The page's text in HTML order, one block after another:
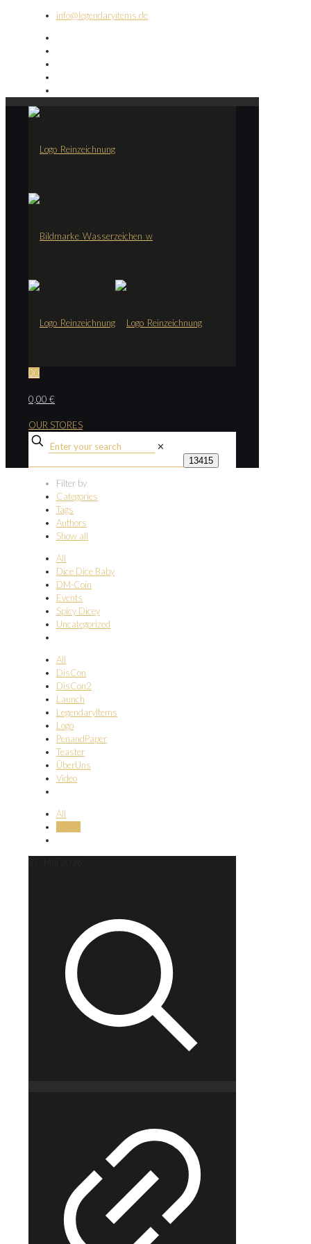
info@legendaryitems.de
00
0,00 €
OUR STORES
✕
Filter by
Categories
Tags
Authors
Show all
All
Dice Dice Baby
DM-Coin
Events
Spicy Dicey
Uncategorized
All
DisCon
DisCon2
Launch
LegendaryItems
Logo
PenandPaper
Teaster
ÜberUns
Video
All